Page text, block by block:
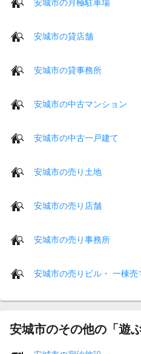
安城市の月極駐車場
安城市の貸店舗
安城市の貸事務所
安城市の中古マンション
安城市の中古一戸建て
安城市の売り土地
安城市の売り店舗
安城市の売り事務所
安城市の売りビル・ 一棟売
安城市のその他の「遊